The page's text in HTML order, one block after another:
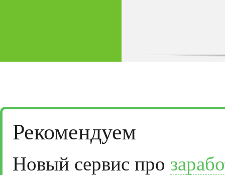
Рекомендуем
Новый сервис про